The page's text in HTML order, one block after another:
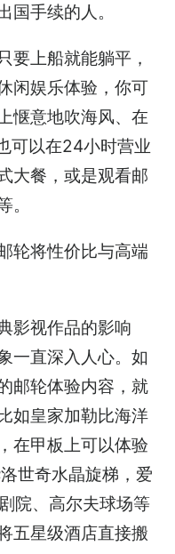
国手续的人。
要上船就能躺平，
闲娱乐体验，你可
惬意地吹海风、在
可以在24小时营业
大餐，或是观看邮
轮将性价比与高端
影视作品的影响
一直深入人心。如
邮轮体验内容，就
如皇家加勒比海洋
在甲板上可以体验
世奇水晶旋梯，爱
院、高尔夫球场等
五星级酒店直接搬